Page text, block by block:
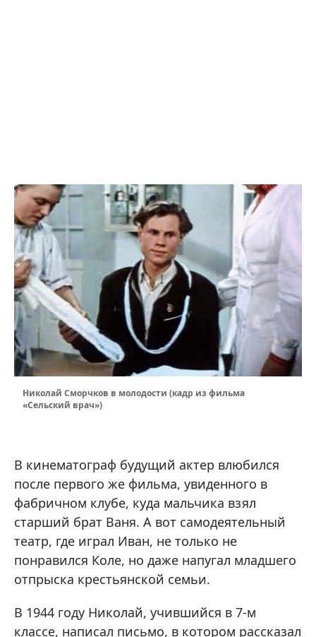
Николай Сморчков в молодости (кадр из фильма
«Сельский врач»)
В кинематограф будущий актер влюбился
после первого же фильма, увиденного в
фабричном клубе, куда мальчика взял
старший брат Ваня. А вот самодеятельный
театр, где играл Иван, не только не
понравился Коле, но даже напугал младшего
отпрыска крестьянской семьи.
В 1944 году Николай, учившийся в 7-м
классе, написал письмо, в котором рассказал